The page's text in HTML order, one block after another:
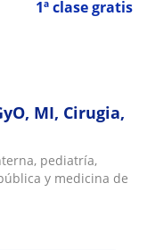
1ª clase gratis
MI, Cirugia,
pediatría,
y medicina de